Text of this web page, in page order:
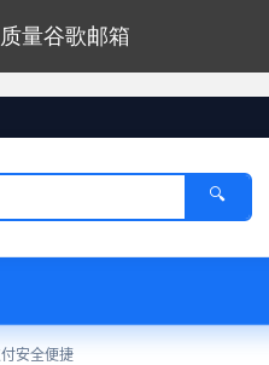
量谷歌邮箱